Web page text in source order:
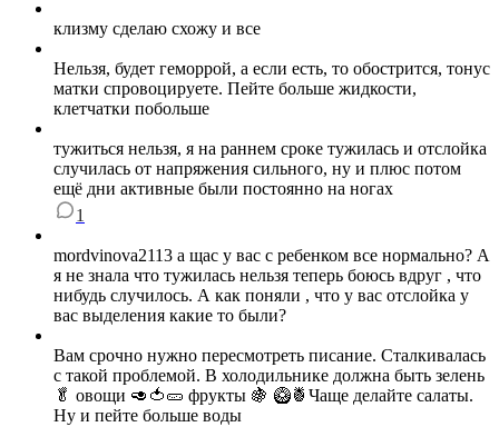
клизму сделаю схожу и все
Нельзя, будет геморрой, а если есть, то обострится, тонус
матки спровоцируете. Пейте больше жидкости,
клетчатки побольше
тужиться нельзя, я на раннем сроке тужилась и отслойка
случилась от напряжения сильного, ну и плюс потом
ещё дни активные были постоянно на ногах
1
mordvinova2113 а щас у вас с ребенком все нормально? А
я не знала что тужилась нельзя теперь боюсь вдруг , что
нибудь случилось. А как поняли , что у вас отслойка у
вас выделения какие то были?
Вам срочно нужно пересмотреть писание. Сталкивалась
с такой проблемой. В холодильнике должна быть зелень
🥬 овощи 🥑🍅🥒 фрукты 🍇 🥝🍍Чаще делайте салаты.
Ну и пейте больше воды